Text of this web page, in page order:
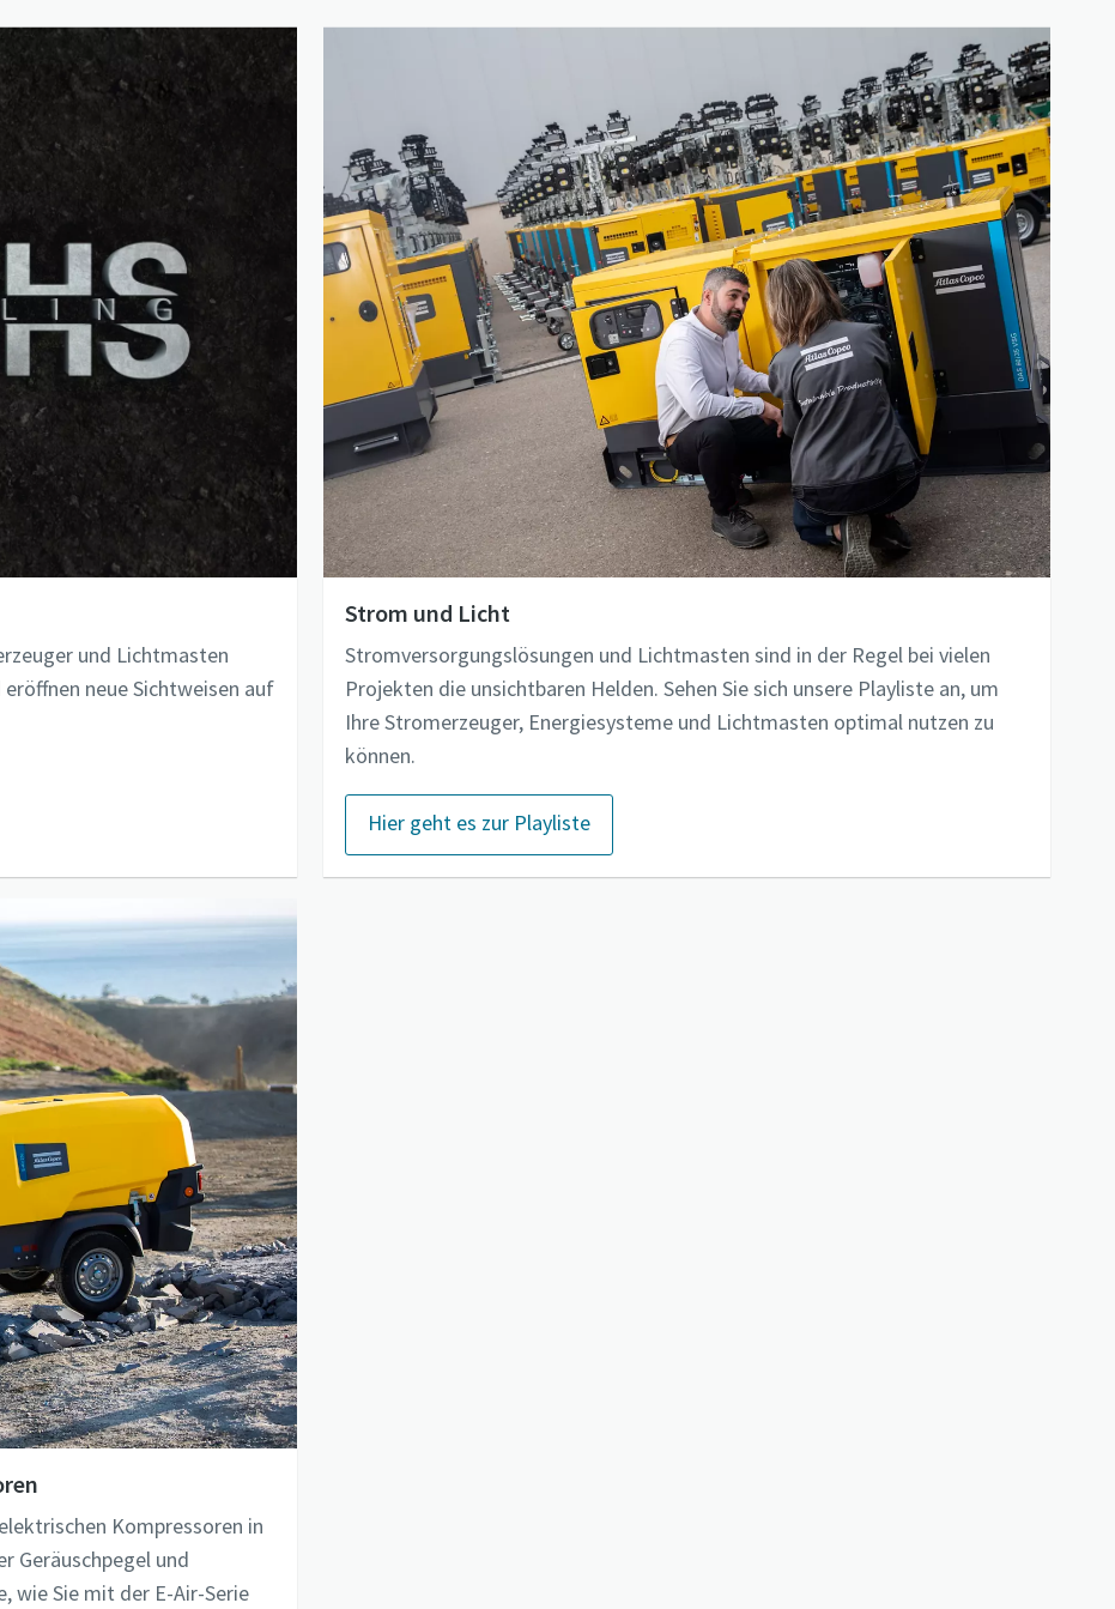
und Lichtmasten
neue Sichtweisen auf
Strom und Licht
Stromversorgungslösungen und Lichtmasten sind in der Regel bei vielen
Projekten die unsichtbaren Helden. Sehen Sie sich unsere Playliste an, um
Ihre Stromerzeuger, Energiesysteme und Lichtmasten optimal nutzen zu
können.
Hier geht es zur Playliste
Kompressoren in
Geräuschpegel und
wie Sie mit der E-Air-Serie